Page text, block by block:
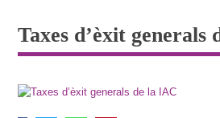
Taxes d’èxit generals